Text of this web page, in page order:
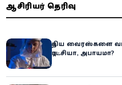
ஆசிரியர் தெரிவு
புதிய வைரஸ்களை
புரட்சியா, அபாயமா?